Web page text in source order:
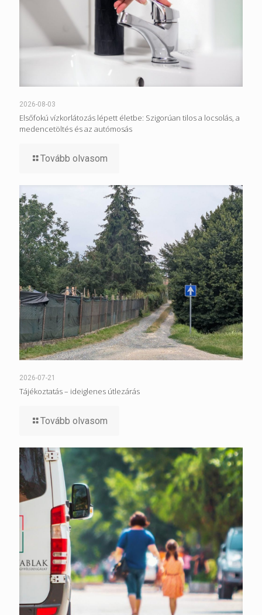
2026-08-03
Elsőfokú vízkorlátozás lépett életbe: Szigorúan tilos a locsolás, a
medencetöltés és az autómosás
Tovább olvasom
2026-07-21
Tájékoztatás – ideiglenes útlezárás
Tovább olvasom